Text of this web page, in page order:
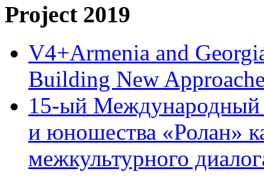
Project 2019
V4+Armenia and
Building New
15-ый Международный
и юношества «Ролан»
межкультурного